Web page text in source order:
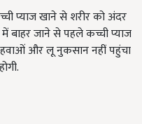
प्याज खाने से शरीर को अंदर
बाहर जाने से पहले कच्ची प्याज
और लू नुकसान नहीं पहुंचा